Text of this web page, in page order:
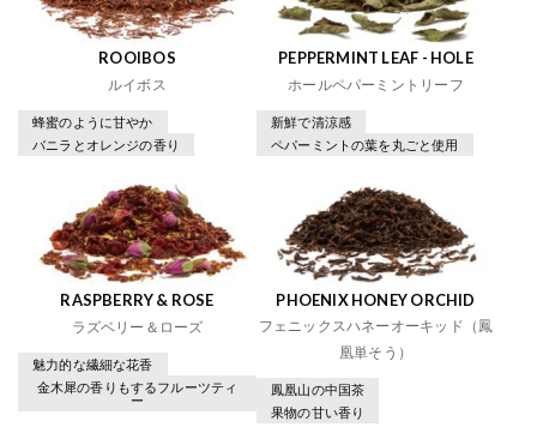
ROOIBOS
ルイボス
蜂蜜のように甘やか
バニラとオレンジの香り
PEPPERMINT LEAF - HOLE
ホールペパーミントリーフ
新鮮で清涼感
ペパーミントの葉を丸ごと使用
RASPBERRY & ROSE
ラズベリー＆ローズ
魅力的な繊細な花香
金木犀の香りもするフルーツティ
ー
PHOENIX HONEY ORCHID
フェニックスハネーオーキッド（鳳
凰単そう）
鳳凰山の中国茶
果物の甘い香り